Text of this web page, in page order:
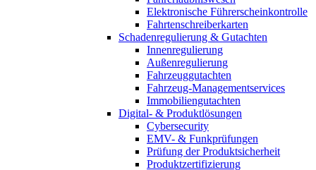
Elektronische Führerscheinkontrolle
Fahrtenschreiberkarten
Schadenregulierung & Gutachten
Innenregulierung
Außenregulierung
Fahrzeuggutachten
Fahrzeug-Managementservices
Immobiliengutachten
Digital- & Produktlösungen
Cybersecurity
EMV- & Funkprüfungen
Prüfung der Produktsicherheit
Produktzertifizierung